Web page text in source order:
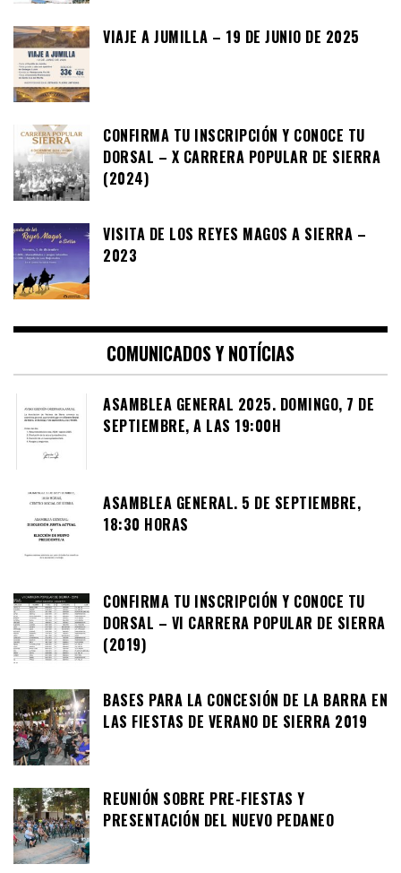
VIAJE A JUMILLA – 19 DE JUNIO DE 2025
CONFIRMA TU INSCRIPCIÓN Y CONOCE TU
DORSAL – X CARRERA POPULAR DE SIERRA
(2024)
VISITA DE LOS REYES MAGOS A SIERRA –
2023
COMUNICADOS Y NOTÍCIAS
ASAMBLEA GENERAL 2025. DOMINGO, 7 DE
SEPTIEMBRE, A LAS 19:00H
ASAMBLEA GENERAL. 5 DE SEPTIEMBRE,
18:30 HORAS
CONFIRMA TU INSCRIPCIÓN Y CONOCE TU
DORSAL – VI CARRERA POPULAR DE SIERRA
(2019)
BASES PARA LA CONCESIÓN DE LA BARRA EN
LAS FIESTAS DE VERANO DE SIERRA 2019
REUNIÓN SOBRE PRE-FIESTAS Y
PRESENTACIÓN DEL NUEVO PEDANEO